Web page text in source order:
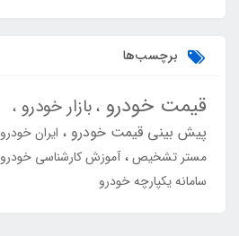
برچسب‌ها
قیمت خودرو بازار خودرو
پیش بینی قیمت خودرو ایران خودرو
مستر تشخیص آموزش کارشناسی خودرو
سامانه یکپارچه خودرو